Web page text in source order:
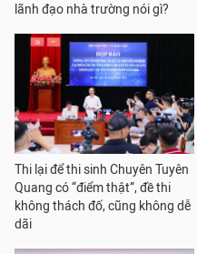
lãnh đạo nhà trường nói gì?
Thi lại để thi sinh Chuyên Tuyên
Quang có “điểm thật”, đề thi
không thách đố, cũng không dễ
dãi